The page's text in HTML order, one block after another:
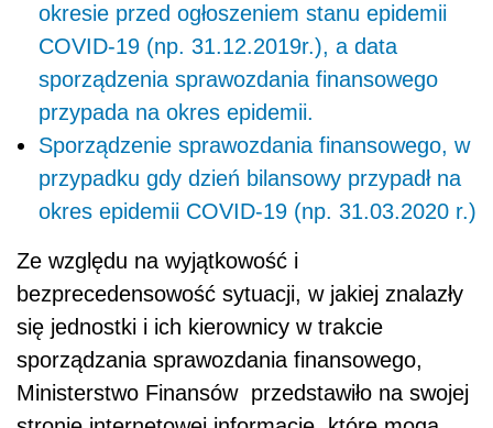
okresie przed ogłoszeniem stanu epidemii
COVID-19 (np. 31.12.2019r.), a data
sporządzenia sprawozdania finansowego
przypada na okres epidemii.
Sporządzenie sprawozdania finansowego, w
przypadku gdy dzień bilansowy przypadł na
okres epidemii COVID-19 (np. 31.03.2020 r.)
Ze względu na wyjątkowość i
bezprecedensowość sytuacji, w jakiej znalazły
się jednostki i ich kierownicy w trakcie
sporządzania sprawozdania finansowego,
Ministerstwo Finansów przedstawiło na swojej